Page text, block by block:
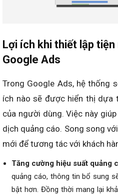
Lợi ích khi thiết lập
Google Ads
Trong Google Ads, hệ thống
ích nào sẽ được hiển thị dựa
của người dùng. Việc này
dịch quảng cáo. Song song
mới để tương tác với khách
Tăng cường hiệu suất quảng
quảng cáo, thông tin bổ sung
bật hơn. Đồng thời mang lại